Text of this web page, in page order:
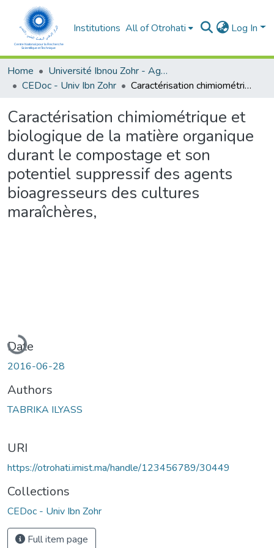
Institutions All of Otrohati Log In
Home
Université Ibnou Zohr - Agadir
CEDoc - Univ Ibn Zohr
Caractérisation chimiométrique et biologique de la matière organique durant le compostage et son potentiel suppressif des agents bioagresseurs des cultures maraîchères,
Caractérisation chimiométrique et
biologique de la matière organique
durant le compostage et son
potentiel suppressif des agents
bioagresseurs des cultures
maraîchères,
Loading...
Date
2016-06-28
Authors
TABRIKA ILYASS
URI
https://otrohati.imist.ma/handle/123456789/30449
Collections
CEDoc - Univ Ibn Zohr
Full item page